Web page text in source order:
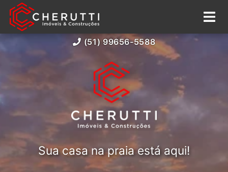
(51) 99656-5588
Sua casa na praia está aqui!